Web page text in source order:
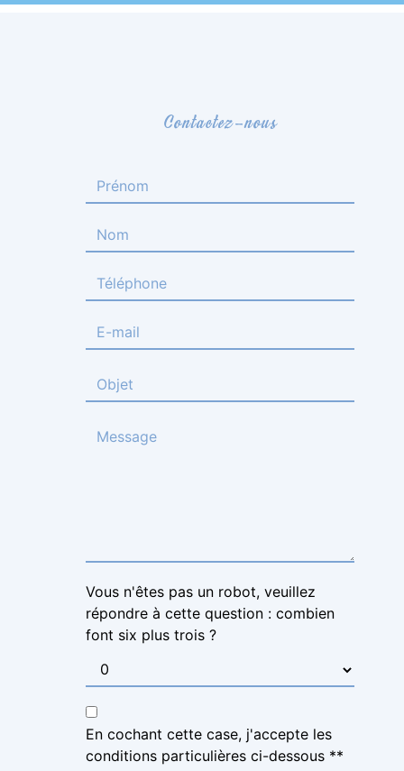
Contactez-nous
Vous n'êtes pas un robot, veuillez
répondre à cette question : combien
font six plus trois ?
En cochant cette case, j'accepte les
conditions particulières ci-dessous **